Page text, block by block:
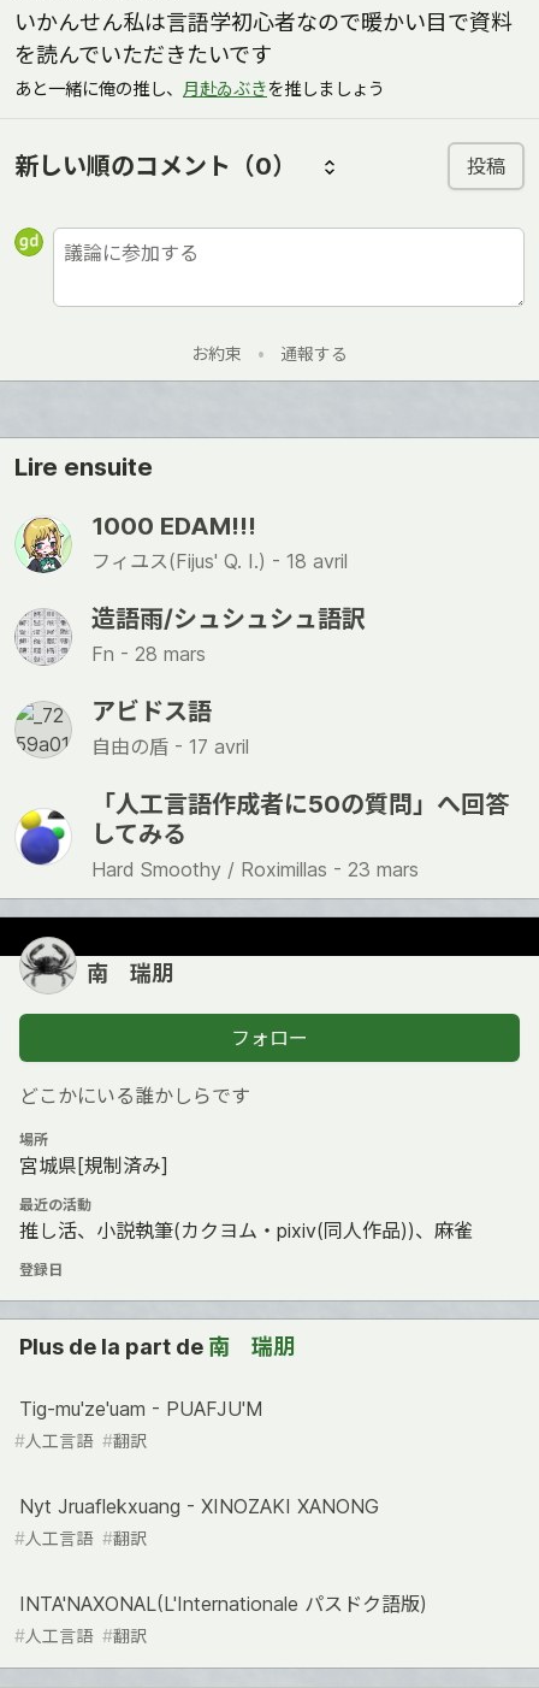
いかんせん私は言語学初心者なので暖かい目で資料
を読んでいただきたいです
あと一緒に俺の推し、 月赴ゐぶきを推しましょう
新しい順のコメント （0） 投稿
お約束 • 通報する
Lire ensuite
1000 EDAM!!!
フィユス(Fijus' Q. I.) - 18 avril
造語雨/シュシュシュ語訳
Fn - 28 mars
アビドス語
自由の盾 - 17 avril
「人工言語作成者に50の質問」へ回答
してみる
Hard Smoothy / Roximillas - 23 mars
南 瑞朋
フォロー
どこかにいる誰かしらです
場所
宮城県[規制済み]
最近の活動
推し活、小説執筆(カクヨム・pixiv(同人作品))、麻雀
登録日
Plus de la part de 南 瑞朋
Тig-mu'ze'uam - PUAFJU'M
#人工言語 #翻訳
Nyt Jruaflekxuang - XINOZAKI XANONG
#人工言語 #翻訳
INTA'NAXONAL(L'Internationale パスドク語版)
#人工言語 #翻訳